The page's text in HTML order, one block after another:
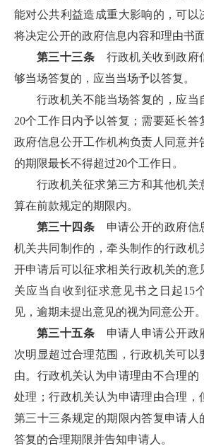
能对公共利益造成重大影响的，可以
将决定公开的政府信息内容和理由书
第三十三条 行政机关收到政府
够当场答复的，应当当场予以答复。
行政机关不能当场答复的，应当
20个工作日内予以答复；需要延长答
政府信息公开工作机构负责人同意并
的期限最长不得超过20个工作日。
行政机关征求第三方和其他机关
算在前款规定的期限内。
第三十四条 申请公开的政府信
机关共同制作的，牵头制作的行政机
开申请后可以征求相关行政机关的意
关应当自收到征求意见书之日起15
见，逾期未提出意见的视为同意公开。
第三十五条 申请人申请公开政
次明显超过合理范围，行政机关可以
由。行政机关认为申请理由不合理的
处理；行政机关认为申请理由合理，
第三十三条规定的期限内答复申请人
答复的合理期限并告知申请人。